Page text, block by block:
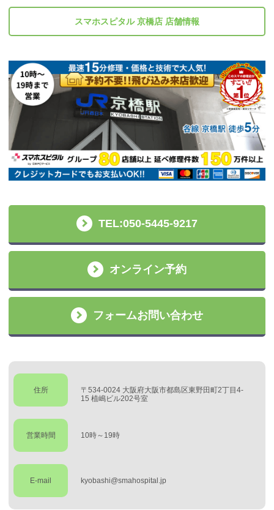
スマホスピタル 京橋店 店舗情報
TEL:050-5445-9217
オンライン予約
フォームお問い合わせ
住所
〒534-0024 大阪府大阪市都島区東野田町2丁目4-
15 植嶋ビル202号室
営業時間 10時～19時
E-mail kyobashi@smahospital.jp